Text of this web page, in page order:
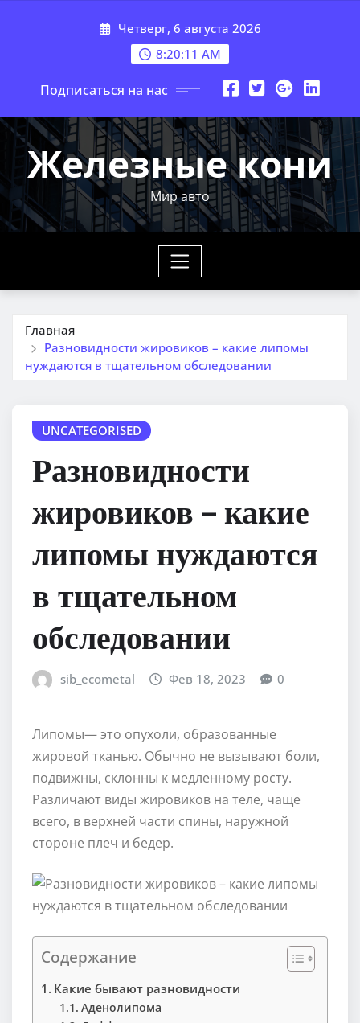
Четверг, 6 августа 2026
8:20:13 AM
Подписаться на нас
Железные кони
Мир авто
Главная
Разновидности жировиков – какие липомы
нуждаются в тщательном обследовании
UNCATEGORISED
Разновидности
жировиков – какие
липомы нуждаются
в тщательном
обследовании
sib_ecometal Фев 18, 2023 0
Липомы— это опухоли, образованные
жировой тканью. Обычно не вызывают боли,
подвижны, склонны к медленному росту.
Различают виды жировиков на теле, чаще
всего, в верхней части спины, наружной
стороне плеч и бедер.
Содержание
Какие бывают разновидности
Аденолипома